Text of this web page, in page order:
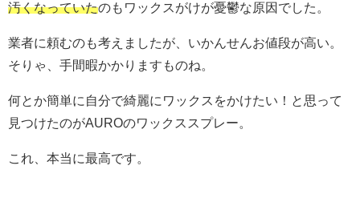
汚くなっていたのもワックスがけが憂鬱な原因でした。
業者に頼むのも考えましたが、いかんせんお値段が高い。
そりゃ、手間暇かかりますものね。
何とか簡単に自分で綺麗にワックスをかけたい！と思って
見つけたのがAUROのワックススプレー。
これ、本当に最高です。